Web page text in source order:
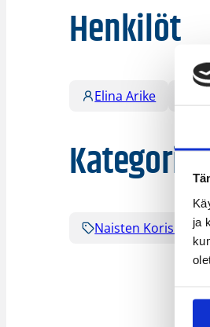
ja
Henkilöt
Elina Arike
Kategoriat
Naisten Korisliiga